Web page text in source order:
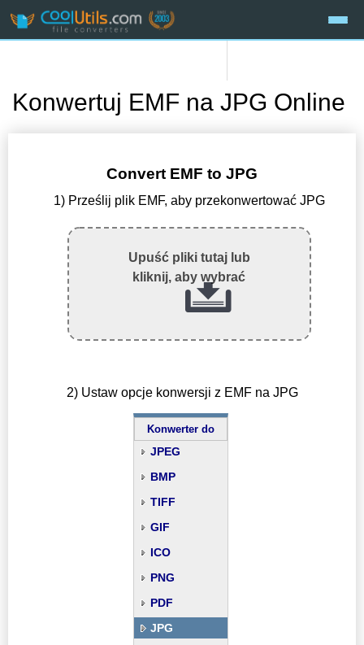
Konwertuj EMF na JPG Online
Convert EMF to JPG
1) Prześlij plik EMF, aby przekonwertować JPG
Upuść pliki tutaj lub
kliknij, aby wybrać
2) Ustaw opcje konwersji z EMF na JPG
Konwerter do
JPEG
BMP
TIFF
GIF
ICO
PNG
PDF
JPG